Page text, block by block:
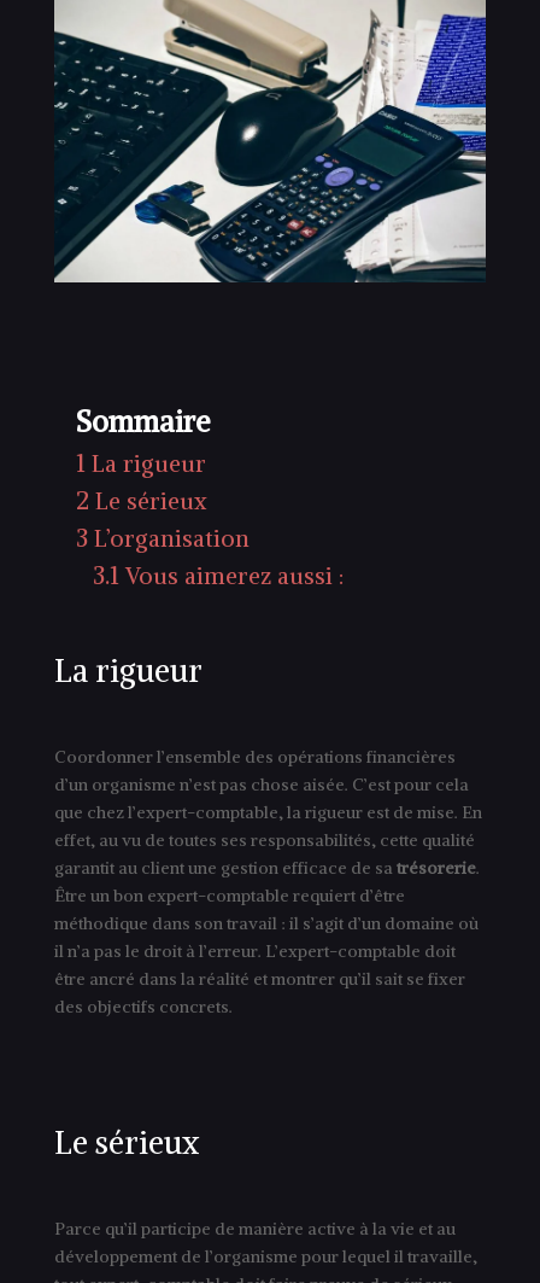
Sommaire
1 La rigueur
2 Le sérieux
3 L’organisation
3.1 Vous aimerez aussi :
La rigueur
Coordonner l’ensemble des opérations financières
d’un organisme n’est pas chose aisée. C’est pour cela
que chez l’expert-comptable, la rigueur est de mise. En
effet, au vu de toutes ses responsabilités, cette qualité
garantit au client une gestion efficace de sa trésorerie.
Être un bon expert-comptable requiert d’être
méthodique dans son travail : il s’agit d’un domaine où
il n’a pas le droit à l’erreur. L’expert-comptable doit
être ancré dans la réalité et montrer qu’il sait se fixer
des objectifs concrets.
Le sérieux
Parce qu’il participe de manière active à la vie et au
développement de l’organisme pour lequel il travaille,